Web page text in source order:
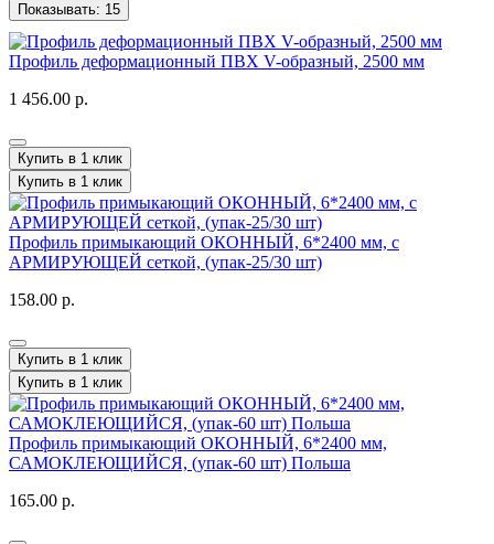
Показывать: 15
Профиль деформационный ПВХ V-образный, 2500 мм
1 456.00 р.
Купить в 1 клик
Купить в 1 клик
Профиль примыкающий ОКОННЫЙ, 6*2400 мм, с
АРМИРУЮЩЕЙ сеткой, (упак-25/30 шт)
158.00 р.
Купить в 1 клик
Купить в 1 клик
Профиль примыкающий ОКОННЫЙ, 6*2400 мм,
САМОКЛЕЮЩИЙСЯ, (упак-60 шт) Польша
165.00 р.